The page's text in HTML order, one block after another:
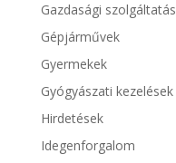
Gazdasági szolgáltatás
Gépjárművek
Gyermekek
Gyógyászati kezelések
Hirdetések
Idegenforgalom